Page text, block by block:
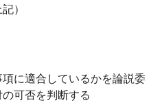
）
項に適合しているかを論説委
可否を判断する